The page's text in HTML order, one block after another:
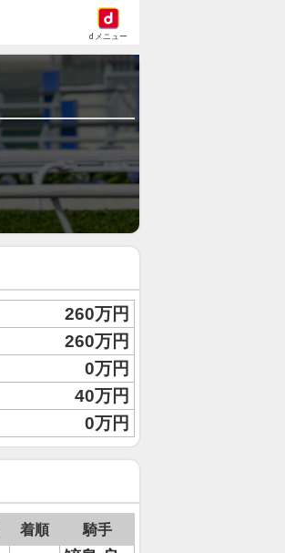
dメニュー
260万円
260万円
0万円
40万円
0万円
着順 騎手